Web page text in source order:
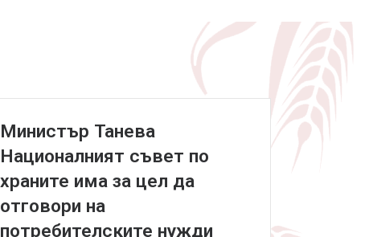
Министър Танева
Националният съвет по
храните има за цел да
отговори на
потребителските нужди